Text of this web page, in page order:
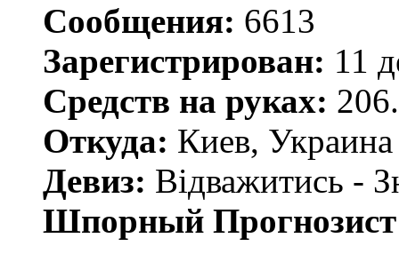
Сообщения: 6613
Зарегистрирован: 11
Средств на руках:
Откуда: Киев, Украина
Девиз: Відважитись -
Шпорный